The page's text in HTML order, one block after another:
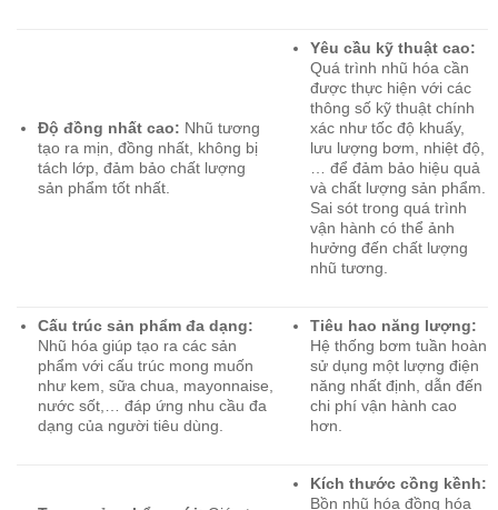
Độ đồng nhất cao: Nhũ tương
tạo ra mịn, đồng nhất, không bị
tách lớp, đảm bảo chất lượng
sản phẩm tốt nhất.
Yêu cầu kỹ thuật cao:
Quá trình nhũ hóa cần
được thực hiện với các
thông số kỹ thuật chính
xác như tốc độ khuấy,
lưu lượng bơm, nhiệt độ,
… để đảm bảo hiệu quả
và chất lượng sản phẩm.
Sai sót trong quá trình
vận hành có thể ảnh
hưởng đến chất lượng
nhũ tương.
Cấu trúc sản phẩm đa dạng:
Nhũ hóa giúp tạo ra các sản
phẩm với cấu trúc mong muốn
như kem, sữa chua, mayonnaise,
nước sốt,… đáp ứng nhu cầu đa
dạng của người tiêu dùng.
Tiêu hao năng lượng:
Hệ thống bơm tuần hoàn
sử dụng một lượng điện
năng nhất định, dẫn đến
chi phí vận hành cao
hơn.
Kích thước cồng kềnh:
Bồn nhũ hóa đồng hóa